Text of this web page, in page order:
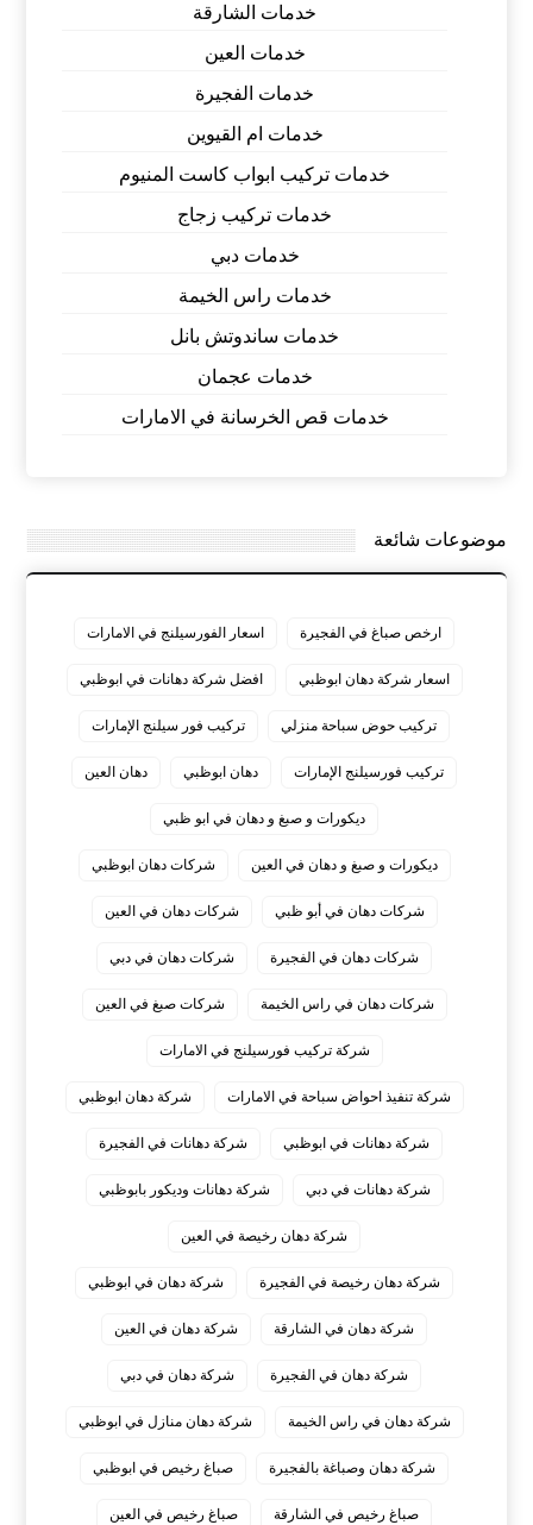
خدمات الشارقة
خدمات العين
خدمات الفجيرة
خدمات ام القيوين
خدمات تركيب ابواب كاست المنيوم
خدمات تركيب زجاج
خدمات دبي
خدمات راس الخيمة
خدمات ساندوتش بانل
خدمات عجمان
خدمات قص الخرسانة في الامارات
موضوعات شائعة
ارخص صباغ في الفجيرة اسعار الفورسيلنج في الامارات
اسعار شركة دهان ابوظبي افضل شركة دهانات في ابوظبي
تركيب حوض سباحة منزلي تركيب فور سيلنج الإمارات
تركيب فورسيلنج الإمارات دهان ابوظبي دهان العين
ديكورات و صبغ و دهان في ابو ظبي
ديكورات و صبغ و دهان في العين شركات دهان ابوظبي
شركات دهان في أبو ظبي شركات دهان في العين
شركات دهان في الفجيرة شركات دهان في دبي
شركات دهان في راس الخيمة شركات صبغ في العين
شركة تركيب فورسيلنج في الامارات
شركة تنفيذ احواض سباحة في الامارات شركة دهان ابوظبي
شركة دهانات في ابوظبي شركة دهانات في الفجيرة
شركة دهانات في دبي شركة دهانات وديكور بابوظبي
شركة دهان رخيصة في العين
شركة دهان رخيصة في الفجيرة شركة دهان في ابوظبي
شركة دهان في الشارقة شركة دهان في العين
شركة دهان في الفجيرة شركة دهان في دبي
شركة دهان في راس الخيمة شركة دهان منازل في ابوظبي
شركة دهان وصباغة بالفجيرة صباغ رخيص في ابوظبي
صباغ رخيص في الشارقة صباغ رخيص في العين